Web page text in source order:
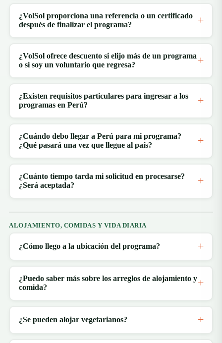
¿VolSol proporciona una referencia o un certificado
después de finalizar el programa?
¿VolSol ofrece descuento si elijo más de un programa
o si soy un voluntario que regresa?
¿Existen requisitos particulares para ingresar a los
programas en Perú?
¿Cuándo debo llegar a Perú para mi programa?
¿Qué pasará una vez que llegue al país?
¿Cuánto tiempo tarda mi solicitud en procesarse?
¿Será aceptada?
ALOJAMIENTO, COMIDAS Y VIDA DIARIA
¿Cómo llego a la ubicación del programa?
¿Puedo saber más sobre los arreglos de alojamiento y
comida?
¿Se pueden alojar vegetarianos?